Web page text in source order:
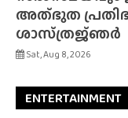
അത്‌ഭുത
ശാസ്‌ത്രജ്‌ഞർ
Sat, Aug 8, 2026
ENTERTAINMENT